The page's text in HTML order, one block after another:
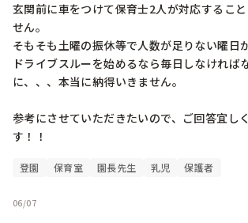
玄関前に車をつけて保育士2人が対応するこ
せん。
そもそも土曜の振休等で人数が足りない曜日
ドライブスルーを始めるなら毎日しなければ
に、、、本当に納得いきません。
参考にさせていただきたいので、ご回答宜し
す！！
登園 保育室 園長先生 乳児 保護者
06/07